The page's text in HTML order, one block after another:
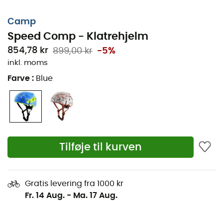
Camp
Speed Comp - Klatrehjelm
854,78 kr 899,00 kr -5%
inkl. moms
Farve : Blue
Tilføje til kurven
Gratis levering fra 1000 kr
Fr. 14 Aug. - Ma. 17 Aug.